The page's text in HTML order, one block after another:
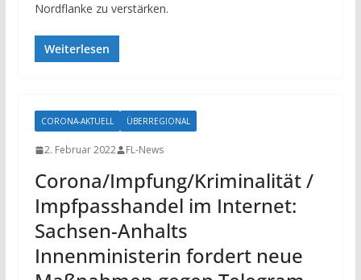
Nordflanke zu verstärken.
Weiterlesen
CORONA-AKTUELL ÜBERREGIONAL
2. Februar 2022 FL-News
Corona/Impfung/Kriminalität /
Impfpasshandel im Internet:
Sachsen-Anhalts
Innenministerin fordert neue